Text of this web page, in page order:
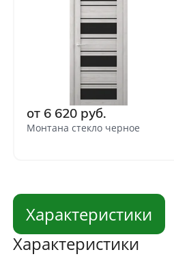
от 6 620 руб.
Монтана стекло черное
Характеристики
Характеристики